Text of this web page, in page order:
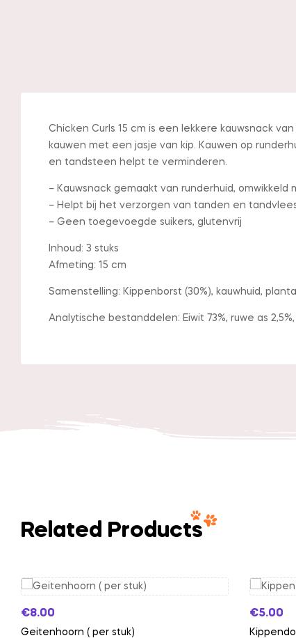
Chicken Curls 15 cm is een lekkere kauwsnack
kauwen met een jasje van kip. Kauwen op
en tandsteen helpt te verminderen.
– Kauwsnack gemaakt van runderhuid, omwikkeld
– Helpt bij het verzorgen van tanden en
– Geen toegevoegde suikers, glutenvrij
Inhoud: 3 stuks
Afmeting: 15 cm
Samenstelling: Kippenborst (30%), kauwhuid,
Analytische bestanddelen: Eiwit 73%, ruwe as
Related Products
€8.00
Geitenhoorn ( per stuk)
€5.00